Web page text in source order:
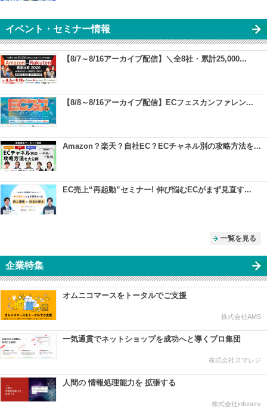
イベント・セミナー情報
【8/7～8/16アーカイブ配信】＼全8社・累計25,000...
【8/8～8/16アーカイブ配信】ECフェスカンファレン...
Amazon？楽天？自社EC？ECチャネル別の攻略方法を...
EC売上“再起動”セミナー! 伸び悩むECがまず見直す...
一覧を見る
企業特集
オムニコマースをトータルでご支援
株式会社AMS
一気通貫でネットショップを成功へと導くプロ集団
株式会社スマレジ
人間の 情報処理能力を 拡張する
株式会社infonerv